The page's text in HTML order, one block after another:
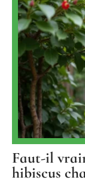
Faut-il
hibiscus